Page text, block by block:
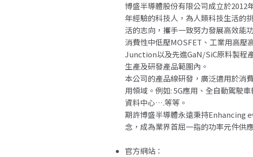
博盛半導體股份有限公司成立於2012
年經驗的科技人，為人類科技生活的
活的志向，攜手一致努力發展高效能
消費性中低壓MOSFET、工業用高壓
Junction以及先進GaN/SiC原料製程
生產及研發產品範圍內。
本公司的產品線研發，廣泛適用於消
用領域。例如: 5G應用、全自動駕駛
資料中心….等等。
期許博盛半導體永遠秉持Enhancing
念，成為業界首屈一指的功率元件供
官方網站：